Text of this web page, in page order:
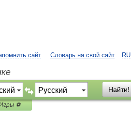
RU
сайт Словарь на свой сайт
Найти!
⚽